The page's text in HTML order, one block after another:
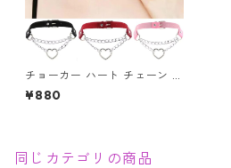
チョーカー ハート チェーン シ
ルバー レザー ２連チェーン レ
ザーチョーカー
¥880
同じカテゴリの商品